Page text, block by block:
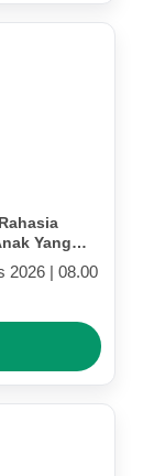
Yang
2026 | 08.00